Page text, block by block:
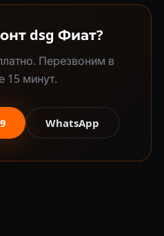
dsg Фиат?
Перезвоним в
15 минут.
WhatsApp